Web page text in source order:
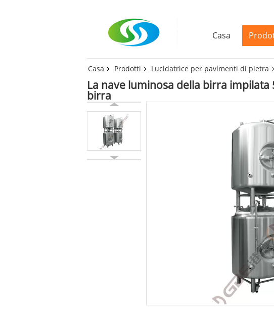
Casa
Casa Prodotti Lucidatrice per pavimenti di pietra
La nave luminosa della birra
birra